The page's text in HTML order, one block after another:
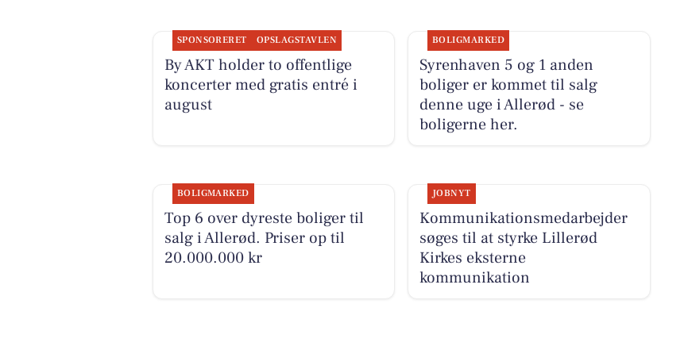
SPONSORERET OPSLAGSTAVLEN
By AKT holder to offentlige
koncerter med gratis entré i
august
BOLIGMARKED
Syrenhaven 5 og 1 anden
boliger er kommet til salg
denne uge i Allerød - se
boligerne her.
BOLIGMARKED
Top 6 over dyreste boliger til
salg i Allerød. Priser op til
20.000.000 kr
JOBNYT
Kommunikationsmedarbejder
søges til at styrke Lillerød
Kirkes eksterne
kommunikation